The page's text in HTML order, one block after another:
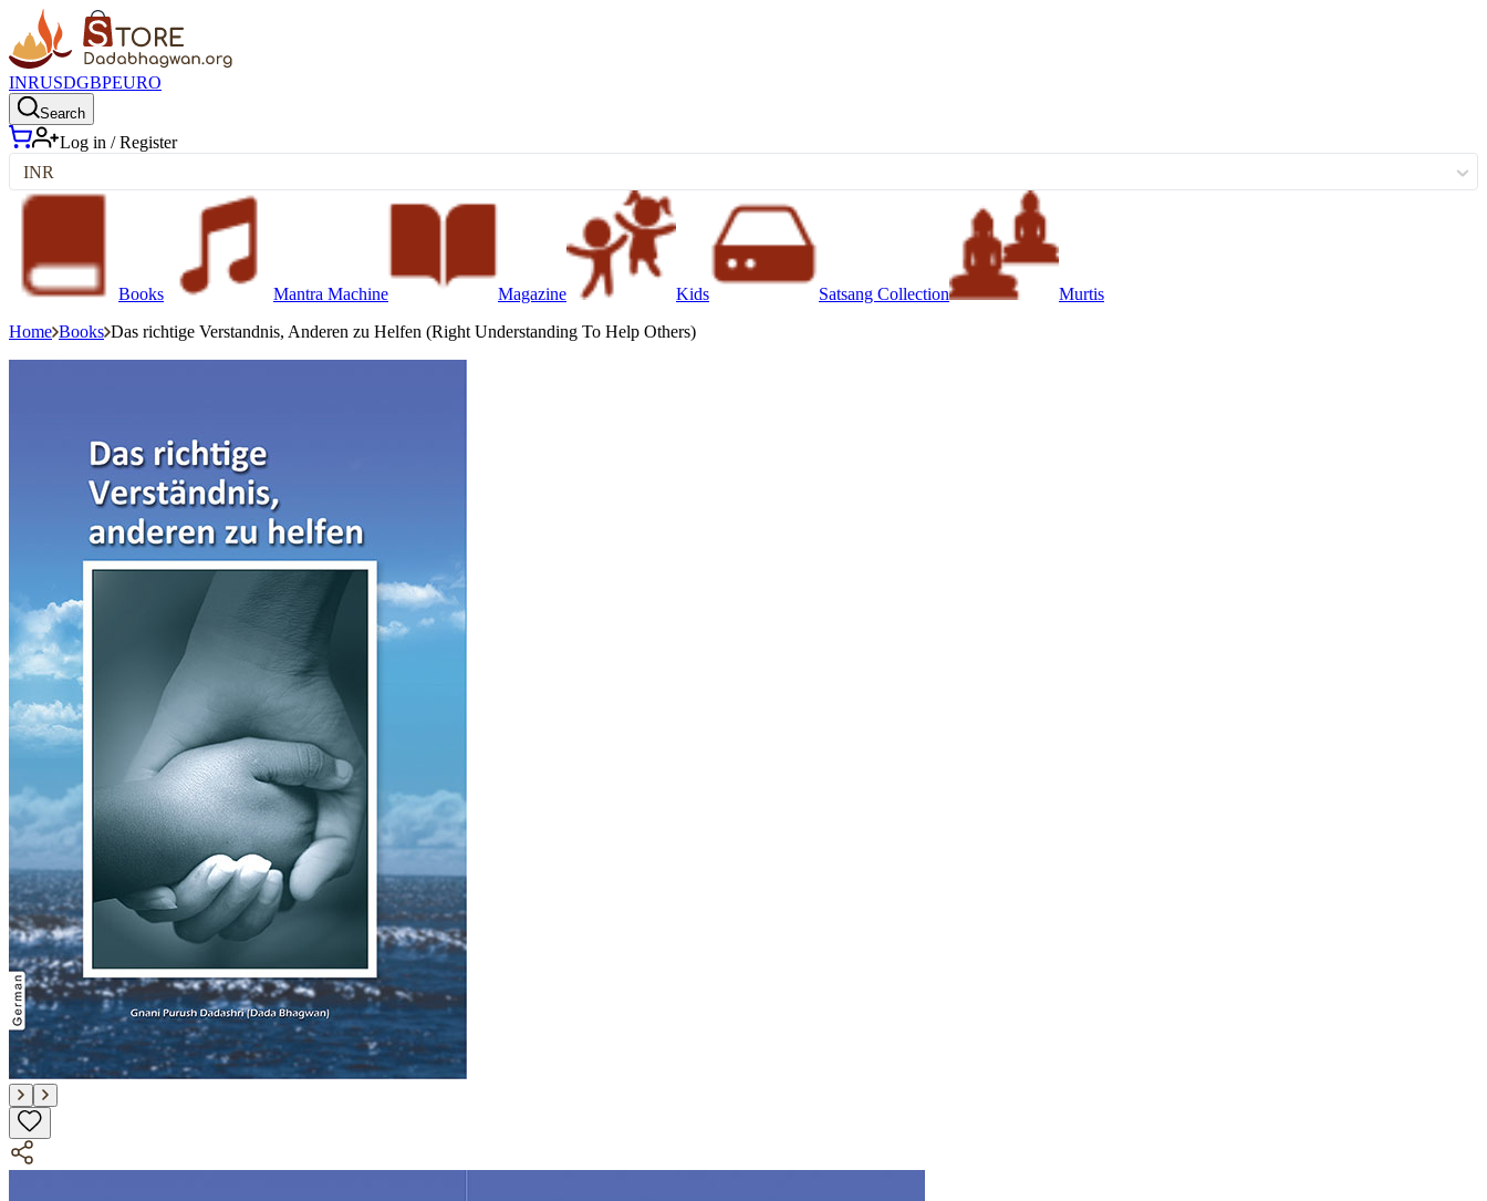
INRUSDGBPEURO
Search
Log in / Register
INR
Books Mantra Machine Magazine Kids Satsang Collection
Murtis
Home Books Das richtige Verstandnis, Anderen zu Helfen (Right Understanding To Help Others)